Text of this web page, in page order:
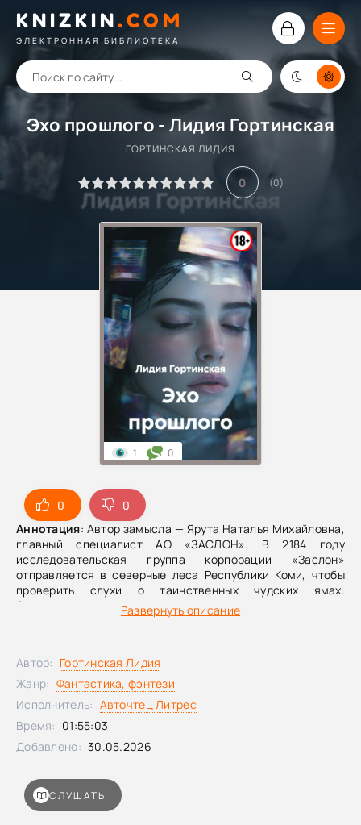
KNIZKIN. COM
ЭЛЕКТРОННАЯ БИБЛИОТЕКА
Эхо прошлого - Лидия Гортинская
ГОРТИНСКАЯ ЛИДИЯ
0 (0)
0
0
Аннотация: Автор замысла — Ярута Наталья Михайловна,
главный специалист АО «ЗАСЛОН». В 2184 году
исследовательская группа корпорации «Заслон»
отправляется в северные леса Республики Коми, чтобы
проверить слухи о таинственных чудских ямах.
Экспедиция, задуманная как научное изучение древнего
предания, оборачивается находкой, способной
под землей не обычную археологическую редкость, а
древний портал, ведущий в прошлое. С его помощью она
выходит на связь с Айной — девушкой из народа чуди,
жившей много столетий назад. Между двумя эпохами
протягивается хрупкая связь, и вместе с ней
просыпается угроза, которую хранители прошлого
дверь к величайшему открытию человечества — или
остановить то, что не должно вырваться наружу, пока еще
Развернуть описание
1 0
СЛУШАТЬ
Автор: Гортинская Лидия
Жанр: Фантастика, фэнтези
Исполнитель: Авточтец Литрес
Время: 01:55:03
Добавлено: 30.05.2026